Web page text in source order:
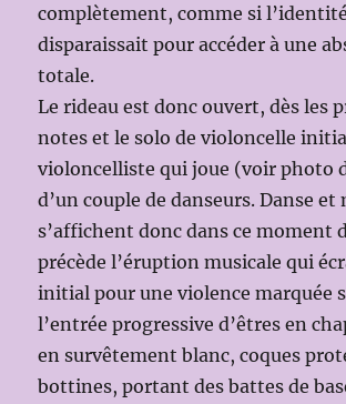
complètement, comme si
disparaissait pour accéder à une
totale.
Le rideau est donc ouvert, dès les
notes et le solo de violoncelle
violoncelliste qui joue (voir photo
d’un couple de danseurs. Danse et
s’affichent donc dans ce moment
précède l’éruption musicale qui
initial pour une violence marquée
l’entrée progressive d’êtres en
en survêtement blanc, coques
bottines, portant des battes de